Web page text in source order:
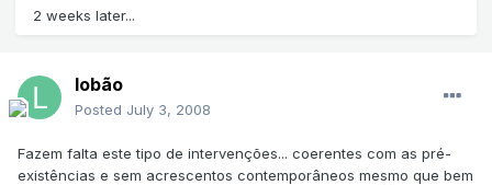
2 weeks later...
lobão
Posted July 3, 2008
Fazem falta este tipo de intervenções... coerentes com as pré-
existências e sem acrescentos contemporâneos mesmo que bem